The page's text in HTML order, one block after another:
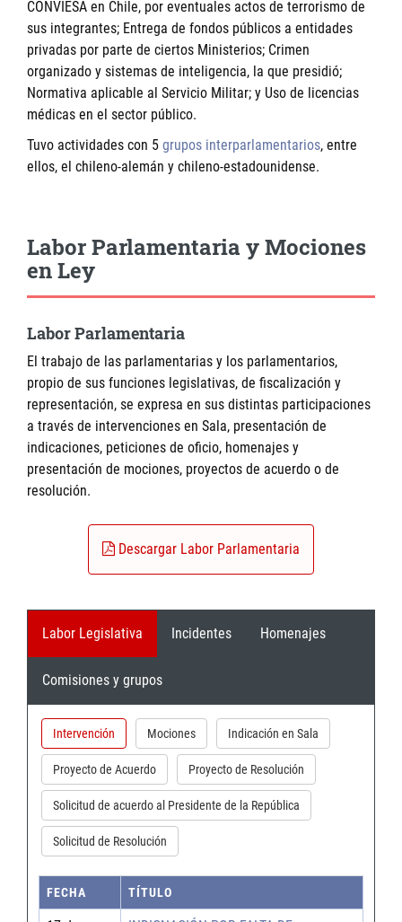
CONVIESA en Chile, por eventuales actos de terrorismo de
sus integrantes; Entrega de fondos públicos a entidades
privadas por parte de ciertos Ministerios; Crimen
organizado y sistemas de inteligencia, la que presidió;
Normativa aplicable al Servicio Militar; y Uso de licencias
médicas en el sector público.
Tuvo actividades con 5 grupos interparlamentarios, entre
ellos, el chileno-alemán y chileno-estadounidense.
Labor Parlamentaria y Mociones
en Ley
Labor Parlamentaria
El trabajo de las parlamentarias y los parlamentarios,
propio de sus funciones legislativas, de fiscalización y
representación, se expresa en sus distintas participaciones
a través de intervenciones en Sala, presentación de
indicaciones, peticiones de oficio, homenajes y
presentación de mociones, proyectos de acuerdo o de
resolución.
Descargar Labor Parlamentaria
Labor Legislativa Incidentes Homenajes
Comisiones y grupos
Intervención Mociones Indicación en Sala
Proyecto de Acuerdo Proyecto de Resolución
Solicitud de acuerdo al Presidente de la República
Solicitud de Resolución
FECHA TÍTULO